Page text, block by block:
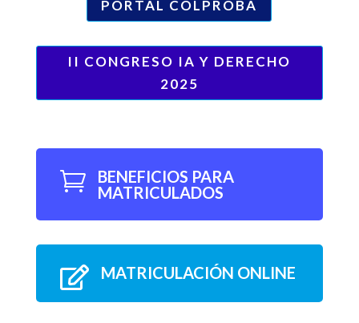
PORTAL COLPROBA
II CONGRESO IA Y DERECHO
2025

BENEFICIOS PARA
MATRICULADOS
 MATRICULACIÓN ONLINE